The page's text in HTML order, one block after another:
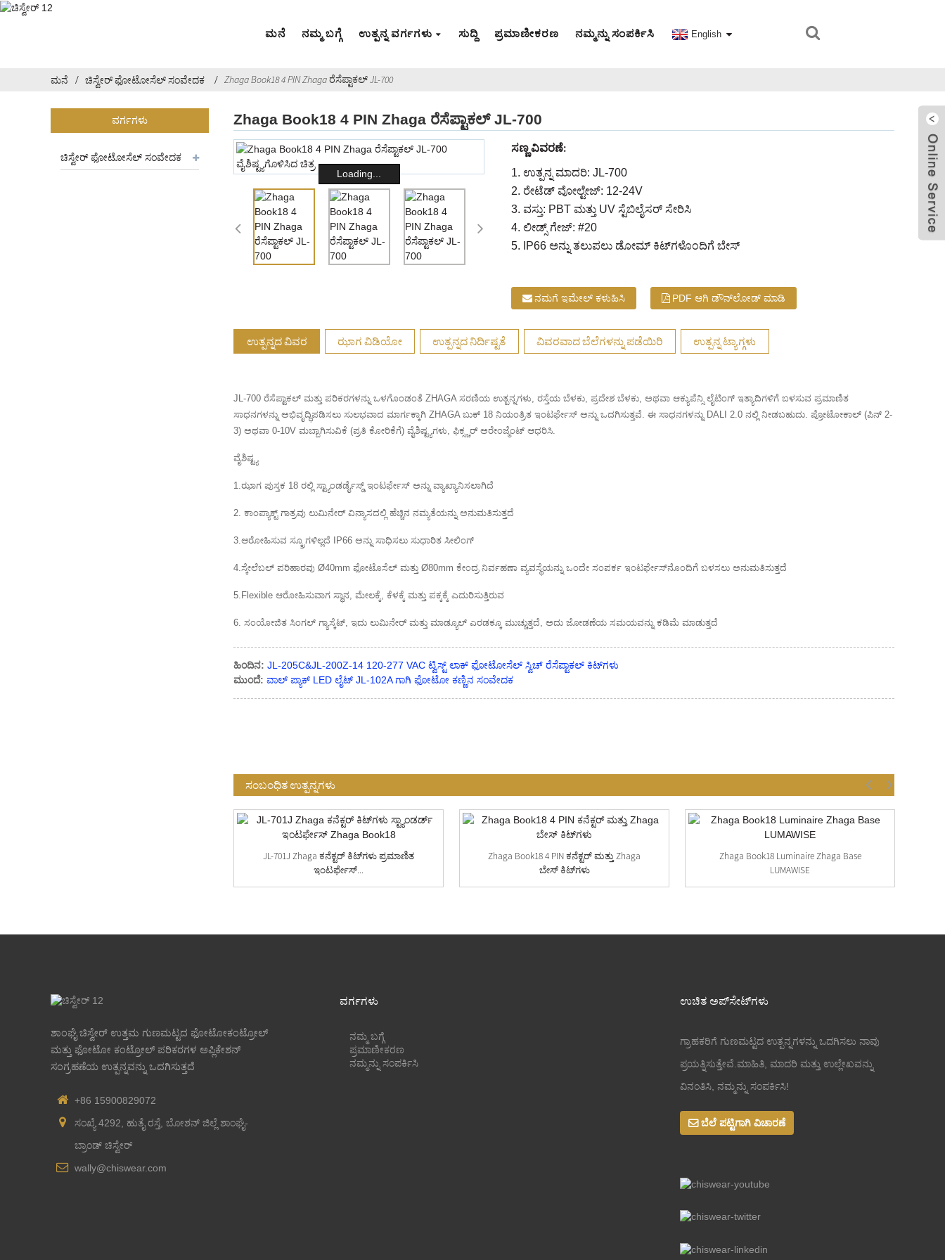
ಮನೆ ನಮ್ಮ ಬಗ್ಗೆ ಉತ್ಪನ್ನ ವರ್ಗಗಳು ಸುದ್ದಿ ಪ್ರಮಾಣೀಕರಣ ನಮ್ಮನ್ನು ಸಂಪರ್ಕಿಸಿ English
ಮನೆ ಚಿಸ್ವೇರ್ ಫೋಟೋಸೆಲ್ ಸಂವೇದಕ Zhaga Book18 4 PIN Zhaga ರೆಸೆಪ್ಟಾಕಲ್ JL-700
ವರ್ಗಗಳು
ಚಿಸ್ವೇರ್ ಫೋಟೋಸೆಲ್ ಸಂವೇದಕ
Zhaga Book18 4 PIN Zhaga ರೆಸೆಪ್ಟಾಕಲ್ JL-700
Loading...
ಸಣ್ಣ ವಿವರಣೆ:
1. ಉತ್ಪನ್ನ ಮಾದರಿ: JL-700
2. ರೇಟೆಡ್ ವೋಲ್ಟೇಜ್: 12-24V
3. ವಸ್ತು: PBT ಮತ್ತು UV ಸ್ಟೆಬಿಲೈಸರ್ ಸೇರಿಸಿ
4. ಲೀಡ್ಸ್ ಗೇಜ್: #20
5. IP66 ಅನ್ನು ತಲುಪಲು ಡೋಮ್ ಕಿಟ್‌ಗಳೊಂದಿಗೆ ಬೇಸ್
ನಮಗೆ ಇಮೇಲ್ ಕಳುಹಿಸಿ PDF ಆಗಿ ಡೌನ್‌ಲೋಡ್ ಮಾಡಿ
ಉತ್ಪನ್ನದ ವಿವರ ಝಾಗ ವಿಡಿಯೋ ಉತ್ಪನ್ನದ ನಿರ್ದಿಷ್ಟತೆ ವಿವರವಾದ ಬೆಲೆಗಳನ್ನು ಪಡೆಯಿರಿ ಉತ್ಪನ್ನ ಟ್ಯಾಗ್ಗಳು
JL-700 ರೆಸೆಪ್ಟಾಕಲ್ ಮತ್ತು ಪರಿಕರಗಳನ್ನು ಒಳಗೊಂಡಂತೆ ZHAGA ಸರಣಿಯ ಉತ್ಪನ್ನಗಳು, ರಸ್ತೆಯ ಬೆಳಕು, ಪ್ರದೇಶ ಬೆಳಕು, ಅಥವಾ ಆಕ್ಯುಪೆನ್ಸಿ ಲೈಟಿಂಗ್ ಇತ್ಯಾದಿಗಳಿಗೆ ಬಳಸುವ ಪ್ರಮಾಣಿತ
ಸಾಧನಗಳನ್ನು ಅಭಿವೃದ್ಧಿಪಡಿಸಲು ಸುಲಭವಾದ ಮಾರ್ಗಕ್ಕಾಗಿ ZHAGA ಬುಕ್ 18 ನಿಯಂತ್ರಿತ ಇಂಟರ್ಫೇಸ್ ಅನ್ನು ಒದಗಿಸುತ್ತವೆ. ಈ ಸಾಧನಗಳನ್ನು DALI 2.0 ನಲ್ಲಿ ನೀಡಬಹುದು. ಪ್ರೋಟೋಕಾಲ್ (ಪಿನ್ 2-
3) ಅಥವಾ 0-10V ಮಬ್ಬಾಗಿಸುವಿಕೆ (ಪ್ರತಿ ಕೋರಿಕೆಗೆ) ವೈಶಿಷ್ಟ್ಯಗಳು, ಫಿಕ್ಸ್ಚರ್ ಅರೇಂಜ್ಮೆಂಟ್ ಆಧರಿಸಿ.
ವೈಶಿಷ್ಟ್ಯ
1.ಝಾಗ ಪುಸ್ತಕ 18 ರಲ್ಲಿ ಸ್ಟ್ಯಾಂಡರ್ಡೈಸ್ಡ್ ಇಂಟರ್ಫೇಸ್ ಅನ್ನು ವ್ಯಾಖ್ಯಾನಿಸಲಾಗಿದೆ
2. ಕಾಂಪ್ಯಾಕ್ಟ್ ಗಾತ್ರವು ಲುಮಿನೇರ್ ವಿನ್ಯಾಸದಲ್ಲಿ ಹೆಚ್ಚಿನ ನಮ್ಯತೆಯನ್ನು ಅನುಮತಿಸುತ್ತದೆ
3.ಆರೋಹಿಸುವ ಸ್ಕ್ರೂಗಳಿಲ್ಲದೆ IP66 ಅನ್ನು ಸಾಧಿಸಲು ಸುಧಾರಿತ ಸೀಲಿಂಗ್
4.ಸ್ಕೇಲೆಬಲ್ ಪರಿಹಾರವು Ø40mm ಫೋಟೊಸೆಲ್ ಮತ್ತು Ø80mm ಕೇಂದ್ರ ನಿರ್ವಹಣಾ ವ್ಯವಸ್ಥೆಯನ್ನು ಒಂದೇ ಸಂಪರ್ಕ ಇಂಟರ್ಫೇಸ್‌ನೊಂದಿಗೆ ಬಳಸಲು ಅನುಮತಿಸುತ್ತದೆ
5.Flexible ಆರೋಹಿಸುವಾಗ ಸ್ಥಾನ, ಮೇಲಕ್ಕೆ, ಕೆಳಕ್ಕೆ ಮತ್ತು ಪಕ್ಕಕ್ಕೆ ಎದುರಿಸುತ್ತಿರುವ
6. ಸಂಯೋಜಿತ ಸಿಂಗಲ್ ಗ್ಯಾಸ್ಕೆಟ್, ಇದು ಲುಮಿನೇರ್ ಮತ್ತು ಮಾಡ್ಯೂಲ್ ಎರಡಕ್ಕೂ ಮುಚ್ಚುತ್ತದೆ, ಅದು ಜೋಡಣೆಯ ಸಮಯವನ್ನು ಕಡಿಮೆ ಮಾಡುತ್ತದೆ
ಹಿಂದಿನ: JL-205C&JL-200Z-14 120-277 VAC ಟ್ವಿಸ್ಟ್ ಲಾಕ್ ಫೋಟೋಸೆಲ್ ಸ್ವಿಚ್ ರೆಸೆಪ್ಟಾಕಲ್ ಕಿಟ್‌ಗಳು
ಮುಂದೆ: ವಾಲ್ ಪ್ಯಾಕ್ LED ಲೈಟ್ JL-102A ಗಾಗಿ ಫೋಟೋ ಕಣ್ಣಿನ ಸಂವೇದಕ
ಸಂಬಂಧಿತ ಉತ್ಪನ್ನಗಳು
JL-701J Zhaga ಕನೆಕ್ಟರ್ ಕಿಟ್‌ಗಳು ಪ್ರಮಾಣಿತ
ಇಂಟರ್ಫೇಸ್...
Zhaga Book18 4 PIN ಕನೆಕ್ಟರ್ ಮತ್ತು Zhaga
ಬೇಸ್ ಕಿಟ್‌ಗಳು
Zhaga Book18 Luminaire Zhaga Base
LUMAWISE
ಶಾಂಘೈ ಚಿಸ್ವೇರ್ ಉತ್ತಮ ಗುಣಮಟ್ಟದ ಫೋಟೋಕಂಟ್ರೋಲ್
ಮತ್ತು ಫೋಟೋ ಕಂಟ್ರೋಲ್ ಪರಿಕರಗಳ ಅಪ್ಲಿಕೇಶನ್
ಸಂಗ್ರಹಣೆಯ ಉತ್ಪನ್ನವನ್ನು ಒದಗಿಸುತ್ತದೆ
+86 15900829072
ಸಂಖ್ಯೆ 4292, ಹುತೈ ರಸ್ತೆ, ಬೋಶನ್ ಜಿಲ್ಲೆ ಶಾಂಘೈ-
ಬ್ರಾಂಡ್ ಚಿಸ್ವೇರ್
wally@chiswear.com
ವರ್ಗಗಳು
ನಮ್ಮ ಬಗ್ಗೆ
ಪ್ರಮಾಣೀಕರಣ
ನಮ್ಮನ್ನು ಸಂಪರ್ಕಿಸಿ
ಉಚಿತ ಅಪ್‌ಸೇಟ್‌ಗಳು
ಗ್ರಾಹಕರಿಗೆ ಗುಣಮಟ್ಟದ ಉತ್ಪನ್ನಗಳನ್ನು ಒದಗಿಸಲು ನಾವು
ಪ್ರಯತ್ನಿಸುತ್ತೇವೆ.ಮಾಹಿತಿ, ಮಾದರಿ ಮತ್ತು ಉಲ್ಲೇಖವನ್ನು
ವಿನಂತಿಸಿ, ನಮ್ಮನ್ನು ಸಂಪರ್ಕಿಸಿ!
ಬೆಲೆ ಪಟ್ಟಿಗಾಗಿ ವಿಚಾರಣೆ